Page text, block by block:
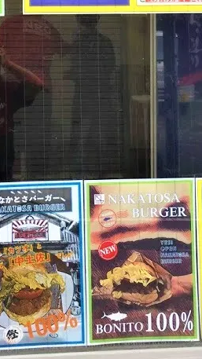
カツオHANDBOOK お問い合わせ